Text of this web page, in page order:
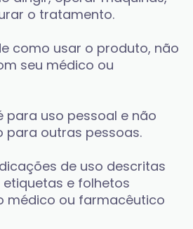
o tratamento.
como usar o produto, não
seu médico ou
para uso pessoal e não
para outras pessoas.
de uso descritas
e folhetos
médico ou farmacêutico